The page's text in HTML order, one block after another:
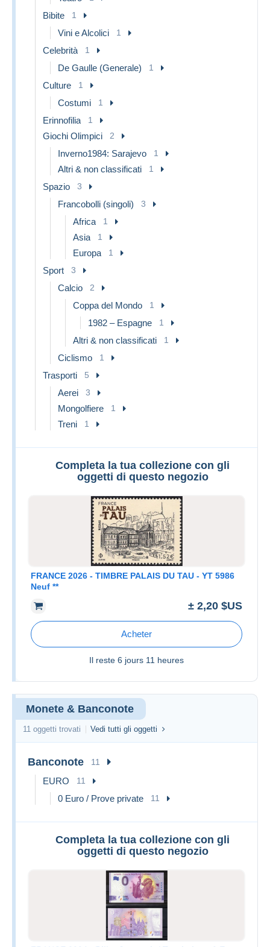
Bibite 1
Vini e Alcolici 1
Celebrità 1
De Gaulle (Generale) 1
Culture 1
Costumi 1
Erinnofilia 1
Giochi Olimpici 2
Inverno1984: Sarajevo 1
Altri & non classificati 1
Spazio 3
Francobolli (singoli) 3
Africa 1
Asia 1
Europa 1
Sport 3
Calcio 2
Coppa del Mondo 1
1982 – Espagne 1
Altri & non classificati 1
Ciclismo 1
Trasporti 5
Aerei 3
Mongolfiere 1
Treni 1
Completa la tua collezione con gli
oggetti di questo negozio
FRANCE 2026 - TIMBRE PALAIS DU TAU - YT 5986
Neuf **
± 2,20 $US
Acheter
Il reste 6 jours 11 heures
Monete & Banconote
11 oggetti trovati Vedi tutti gli oggetti
Banconote 11
EURO 11
0 Euro / Prove private 11
Completa la tua collezione con gli
oggetti di questo negozio